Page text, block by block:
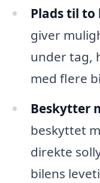
Plads til to
giver
under tag,
med flere
Beskytter
beskyttet
direkte
bilens